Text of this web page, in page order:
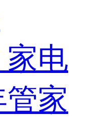
家电
家